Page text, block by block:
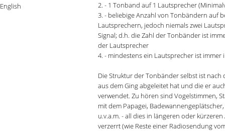
English
2. - 1 Tonband auf 1 Lautsprecher
3. - beliebige Anzahl von Tonbändern auf
Lautsprechern, jedoch niemals zwei
Signal; d.h. die Zahl der Tonbänder ist
der Lautsprecher
4. - mindestens ein Lautsprecher ist immer
Die Struktur der Tonbänder selbst ist nach
aus dem Ging abgeleitet hat und die er
verwendet. Zu hören sind Vogelstimmen,
mit dem Papagei, Badewannengeplätscher,
u.v.a.m. - all dies in längeren oder
verzerrt (wie Reste einer Radiosendung